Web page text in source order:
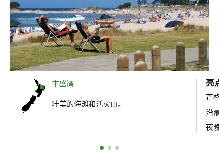
丰盛湾
壮美的海滩和活火山。
亮
芒
沿
夜